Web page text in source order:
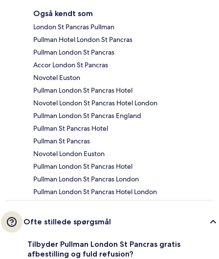
Også kendt som
London St Pancras Pullman
Pullman Hotel London St Pancras
Pullman London St Pancras
Accor London St Pancras
Novotel Euston
Pullman London St Pancras Hotel
Novotel London St Pancras Hotel London
Pullman London St Pancras England
Pullman St Pancras Hotel
Pullman St Pancras
Novotel London Euston
Pullman London St Pancras Hotel
Pullman London St Pancras London
Pullman London St Pancras Hotel London
Ofte stillede spørgsmål
Tilbyder Pullman London St Pancras gratis
afbestilling og fuld refusion?